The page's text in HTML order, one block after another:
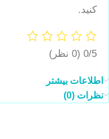
کنید.
0/5 (0 نظر)
اطلاعات بیشتر
نظرات (0)